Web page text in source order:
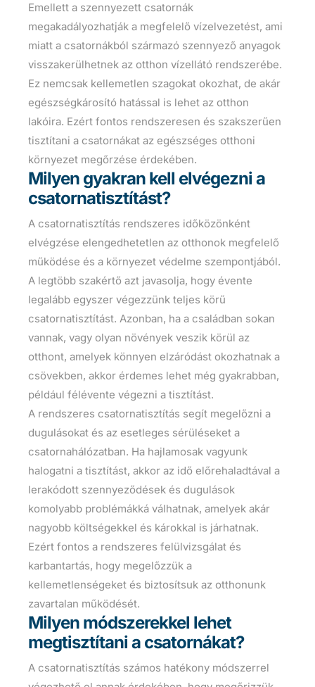
Emellett a szennyezett csatornák
megakadályozhatják a megfelelő vízelvezetést, ami
miatt a csatornákból származó szennyező anyagok
visszakerülhetnek az otthon vízellátó rendszerébe.
Ez nemcsak kellemetlen szagokat okozhat, de akár
egészségkárosító hatással is lehet az otthon
lakóira. Ezért fontos rendszeresen és szakszerűen
tisztítani a csatornákat az egészséges otthoni
környezet megőrzése érdekében.
Milyen gyakran kell elvégezni a
csatornatisztítást?
A csatornatisztítás rendszeres időközönként
elvégzése elengedhetetlen az otthonok megfelelő
működése és a környezet védelme szempontjából.
A legtöbb szakértő azt javasolja, hogy évente
legalább egyszer végezzünk teljes körű
csatornatisztítást. Azonban, ha a családban sokan
vannak, vagy olyan növények veszik körül az
otthont, amelyek könnyen elzáródást okozhatnak a
csövekben, akkor érdemes lehet még gyakrabban,
például félévente végezni a tisztítást.
A rendszeres csatornatisztítás segít megelőzni a
dugulásokat és az esetleges sérüléseket a
csatornahálózatban. Ha hajlamosak vagyunk
halogatni a tisztítást, akkor az idő előrehaladtával a
lerakódott szennyeződések és dugulások
komolyabb problémákká válhatnak, amelyek akár
nagyobb költségekkel és károkkal is járhatnak.
Ezért fontos a rendszeres felülvizsgálat és
karbantartás, hogy megelőzzük a
kellemetlenségeket és biztosítsuk az otthonunk
zavartalan működését.
Milyen módszerekkel lehet
megtisztítani a csatornákat?
A csatornatisztítás számos hatékony módszerrel